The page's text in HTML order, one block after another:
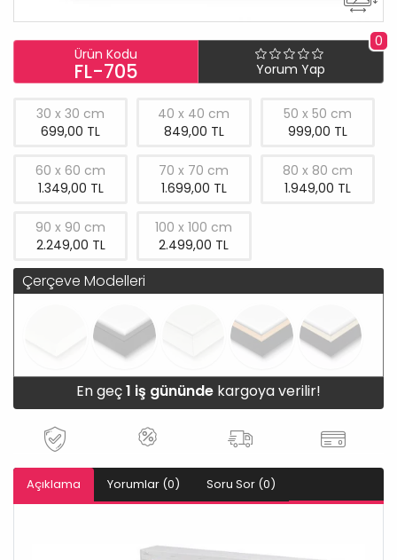
Ürün Kodu
FL-705
0
Yorum Yap
30 x 30 cm
699,00 TL
40 x 40 cm
849,00 TL
50 x 50 cm
999,00 TL
60 x 60 cm
1.349,00 TL
70 x 70 cm
1.699,00 TL
80 x 80 cm
1.949,00 TL
90 x 90 cm
2.249,00 TL
100 x 100 cm
2.499,00 TL
Çerçeve Modelleri
En geç1 iş gününde kargoya verilir!
Açıklama Yorumlar (0) Soru Sor (0)